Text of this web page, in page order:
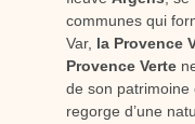
communes qui
Var, la Provence
Provence Verte
de son patrimoine
regorge d’une